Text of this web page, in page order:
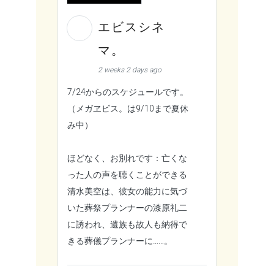
エビスシネ
マ。
2 weeks 2 days ago
7/24からのスケジュールです。
（メガヱビス。は9/10まで夏休
み中）
ほどなく、お別れです：亡くな
った人の声を聴くことができる
清水美空は、彼女の能力に気づ
いた葬祭プランナーの漆原礼二
に誘われ、遺族も故人も納得で
きる葬儀プランナーに……。